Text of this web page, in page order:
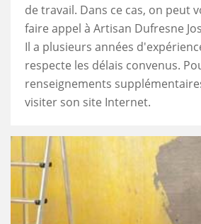
de travail. Dans ce cas, on peut
faire appel à Artisan Dufresne
Il a plusieurs années
respecte les délais convenus.
renseignements
visiter son site Internet.